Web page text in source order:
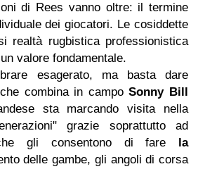
di Rees vanno oltre: il termine
dei giocatori. Le cosiddette
realtà rugbistica professionistica
valore fondamentale.
esagerato, ma basta dare
combina in campoSonny Bill
sta marcando visita nella
grazie soprattutto ad
gli consentono di fare la
delle gambe, gli angoli di corsa